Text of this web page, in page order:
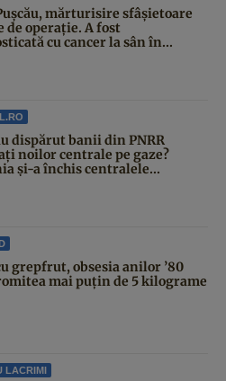
mărturisire sfâșietoare
de operație. A fost
cu cancer la sân în...
dispărut banii din PNRR
noilor centrale pe gaze?
și-a închis centralele...
grepfrut, obsesia anilor ’80
mai puțin de 5 kilograme
LACRIMI